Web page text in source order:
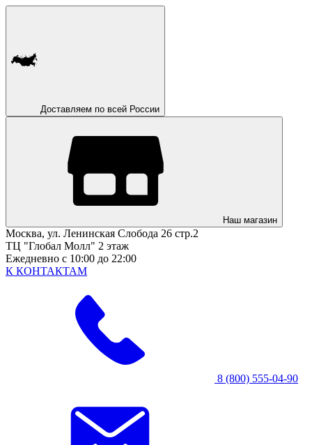
Доставляем по всей России
Наш магазин
Москва, ул. Ленинская Слобода 26 стр.2
ТЦ "Глобал Молл" 2 этаж
Ежедневно с 10:00 до 22:00
К КОНТАКТАМ
8 (800) 555-04-90